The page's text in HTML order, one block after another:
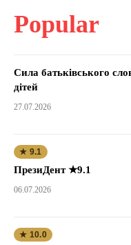
Popular
Сила батьківського
дітей
27.07.2026
★ 9.1
ПрезиДент ★9.1
06.07.2026
★ 10.0